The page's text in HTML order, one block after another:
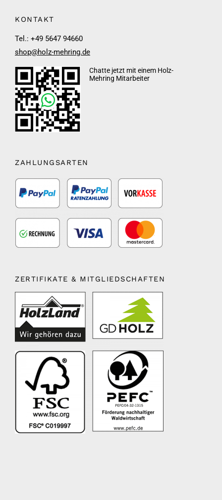
KONTAKT
Tel.: +49 5647 94660
shop@holz-mehring.de
Chatte jetzt mit einem Holz-
Mehring Mitarbeiter
ZAHLUNGSARTEN
ZERTIFIKATE & MITGLIEDSCHAFTEN